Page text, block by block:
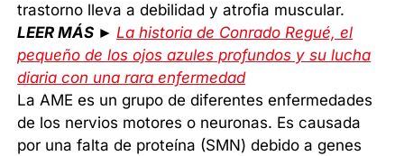
trastorno lleva a debilidad y atrofia muscular.
LEER MÁS ►La historia de Conrado Regué, el
pequeño de los ojos azules profundos y su lucha
diaria con una rara enfermedad
La AME es un grupo de diferentes enfermedades
de los nervios motores o neuronas. Es causada
por una falta de proteína (SMN) debido a genes